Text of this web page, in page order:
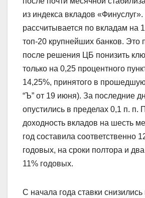
из индекса вкладов
рассчитывается по вкладам на
топ-20 крупнейших банков. Это
после решения ЦБ понизить
только на 0,25 процентного
14,25%, принятого в
“Ъ” от 19 июня). За последние
опустились в пределах 0,1 п. п.
доходность вкладов на шесть
год составила соответственно
годовых, на сроки полтора и
11% годовых.
С начала года ставки